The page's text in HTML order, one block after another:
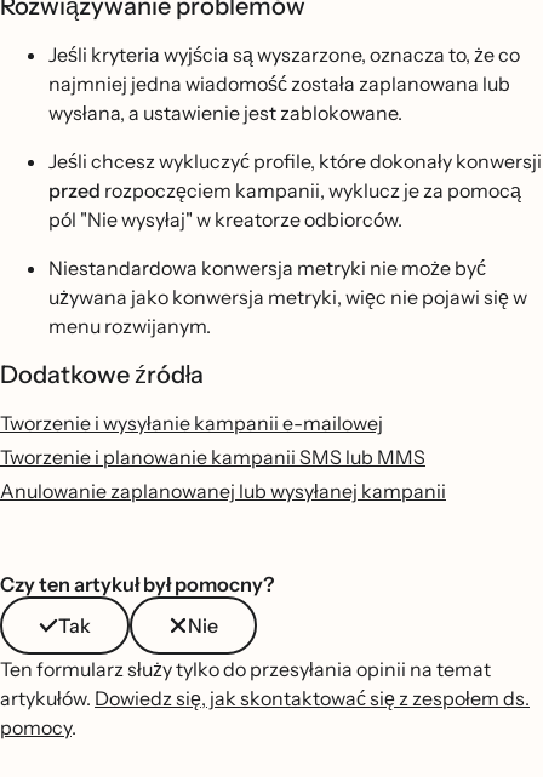
Jeśli kryteria wyjścia są wyszarzone, oznacza to, że co
najmniej jedna wiadomość została zaplanowana lub
wysłana, a ustawienie jest zablokowane.
Jeśli chcesz wykluczyć profile, które dokonały konwersji
przed rozpoczęciem kampanii, wyklucz je za pomocą
pól "Nie wysyłaj" w kreatorze odbiorców.
Niestandardowa konwersja metryki nie może być
używana jako konwersja metryki, więc nie pojawi się w
menu rozwijanym.
Dodatkowe źródła
Tworzenie i wysyłanie kampanii e-mailowej
Tworzenie i planowanie kampanii SMS lub MMS
Anulowanie zaplanowanej lub wysyłanej kampanii
Czy ten artykuł był pomocny?
Tak
Nie
Ten formularz służy tylko do przesyłania opinii na temat
artykułów. Dowiedz się, jak skontaktować się z zespołem ds.
pomocy.